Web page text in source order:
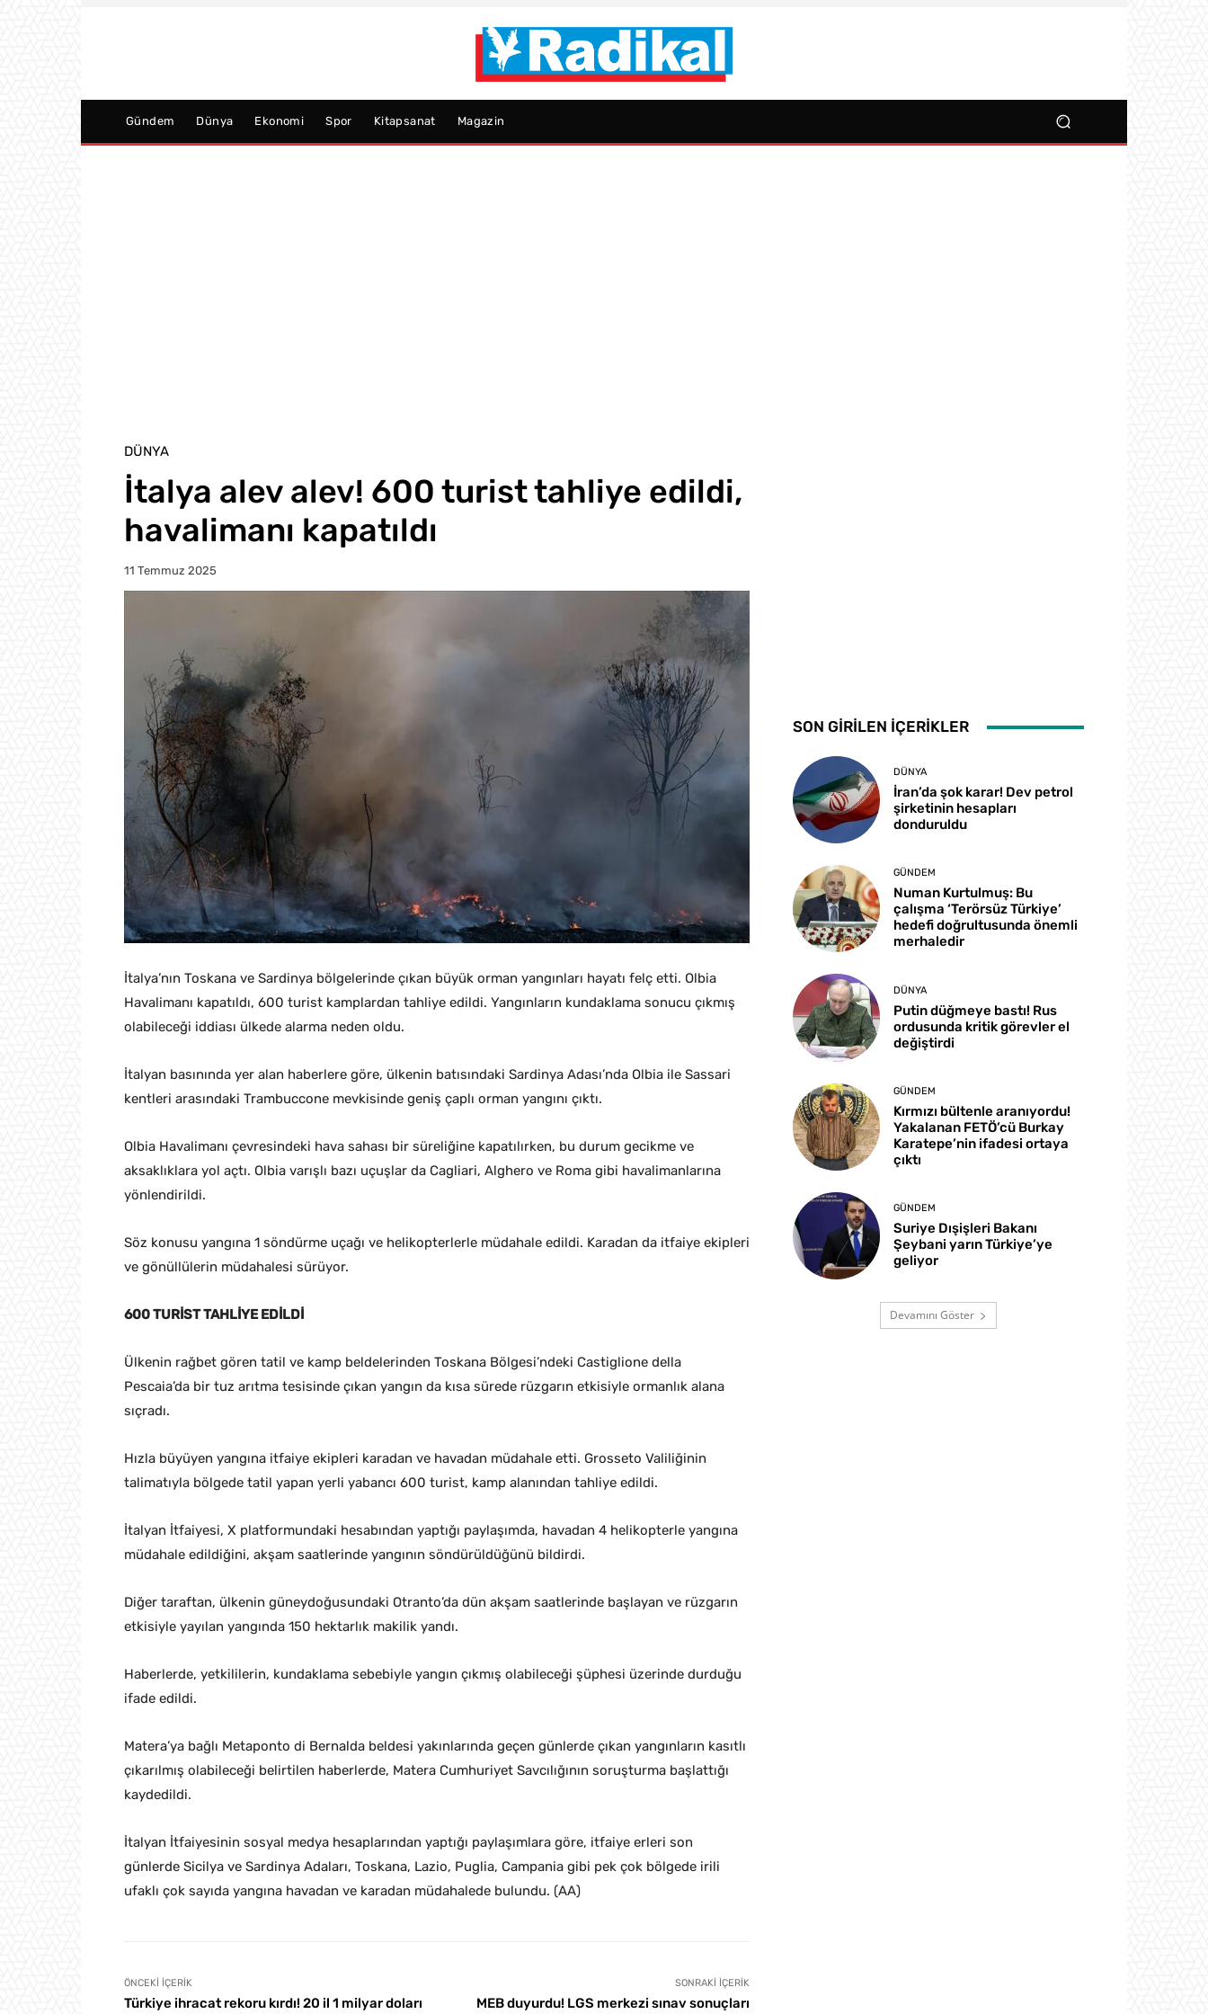
Gündem Dünya Ekonomi Spor Kitapsanat Magazin
DÜNYA
İtalya alev alev! 600 turist tahliye edildi,
havalimanı kapatıldı
11 Temmuz 2025
İtalya’nın Toskana ve Sardinya bölgelerinde çıkan büyük orman yangınları hayatı felç etti. Olbia
Havalimanı kapatıldı, 600 turist kamplardan tahliye edildi. Yangınların kundaklama sonucu çıkmış
olabileceği iddiası ülkede alarma neden oldu.
İtalyan basınında yer alan haberlere göre, ülkenin batısındaki Sardinya Adası’nda Olbia ile Sassari
kentleri arasındaki Trambuccone mevkisinde geniş çaplı orman yangını çıktı.
Olbia Havalimanı çevresindeki hava sahası bir süreliğine kapatılırken, bu durum gecikme ve
aksaklıklara yol açtı. Olbia varışlı bazı uçuşlar da Cagliari, Alghero ve Roma gibi havalimanlarına
yönlendirildi.
Söz konusu yangına 1 söndürme uçağı ve helikopterlerle müdahale edildi. Karadan da itfaiye ekipleri
ve gönüllülerin müdahalesi sürüyor.
600 TURİST TAHLİYE EDİLDİ
Ülkenin rağbet gören tatil ve kamp beldelerinden Toskana Bölgesi’ndeki Castiglione della
Pescaia’da bir tuz arıtma tesisinde çıkan yangın da kısa sürede rüzgarın etkisiyle ormanlık alana
sıçradı.
Hızla büyüyen yangına itfaiye ekipleri karadan ve havadan müdahale etti. Grosseto Valiliğinin
talimatıyla bölgede tatil yapan yerli yabancı 600 turist, kamp alanından tahliye edildi.
İtalyan İtfaiyesi, X platformundaki hesabından yaptığı paylaşımda, havadan 4 helikopterle yangına
müdahale edildiğini, akşam saatlerinde yangının söndürüldüğünü bildirdi.
Diğer taraftan, ülkenin güneydoğusundaki Otranto’da dün akşam saatlerinde başlayan ve rüzgarın
etkisiyle yayılan yangında 150 hektarlık makilik yandı.
Haberlerde, yetkililerin, kundaklama sebebiyle yangın çıkmış olabileceği şüphesi üzerinde durduğu
ifade edildi.
Matera’ya bağlı Metaponto di Bernalda beldesi yakınlarında geçen günlerde çıkan yangınların kasıtlı
çıkarılmış olabileceği belirtilen haberlerde, Matera Cumhuriyet Savcılığının soruşturma başlattığı
kaydedildi.
İtalyan İtfaiyesinin sosyal medya hesaplarından yaptığı paylaşımlara göre, itfaiye erleri son
günlerde Sicilya ve Sardinya Adaları, Toskana, Lazio, Puglia, Campania gibi pek çok bölgede irili
ufaklı çok sayıda yangına havadan ve karadan müdahalede bulundu. (AA)
ÖNCEKI İÇERIK
Türkiye ihracat rekoru kırdı! 20 il 1 milyar doları
SONRAKI İÇERIK
MEB duyurdu! LGS merkezi sınav sonuçları
SON GİRİLEN İÇERİKLER
DÜNYA
İran’da şok karar! Dev petrol
şirketinin hesapları
donduruldu
GÜNDEM
Numan Kurtulmuş: Bu
çalışma ‘Terörsüz Türkiye’
hedefi doğrultusunda önemli
merhaledir
DÜNYA
Putin düğmeye bastı! Rus
ordusunda kritik görevler el
değiştirdi
GÜNDEM
Kırmızı bültenle aranıyordu!
Yakalanan FETÖ’cü Burkay
Karatepe’nin ifadesi ortaya
çıktı
GÜNDEM
Suriye Dışişleri Bakanı
Şeybani yarın Türkiye’ye
geliyor
Devamını Göster